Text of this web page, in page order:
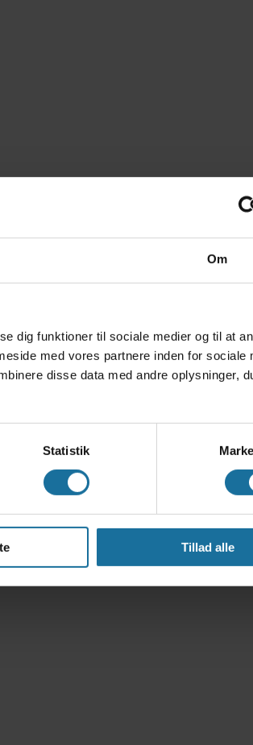
Om
dig funktioner til sociale medier og til at
med vores partnere inden for sociale
disse data med andre oplysninger,
Statistik
Tillad alle
Du